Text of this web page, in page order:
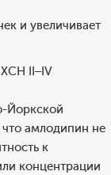
и увеличивает
II–IV
Йоркской
что амлодипин не
к
концентрации